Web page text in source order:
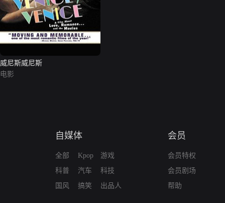
威尼斯威尼斯
电影
自媒体
全部
科普
国风
Kpop
汽车
搞笑
游戏
科技
出品人
会员
会员特权
会员剧场
帮助